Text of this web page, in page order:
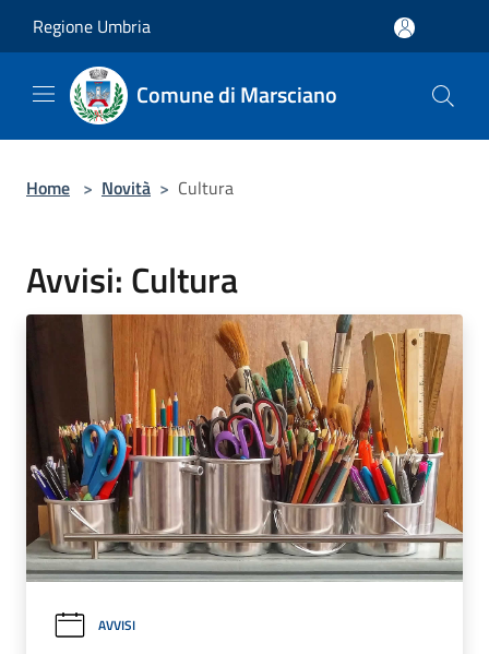
Regione Umbria
Comune di Marsciano
Home > Novità > Cultura
Avvisi: Cultura
AVVISI